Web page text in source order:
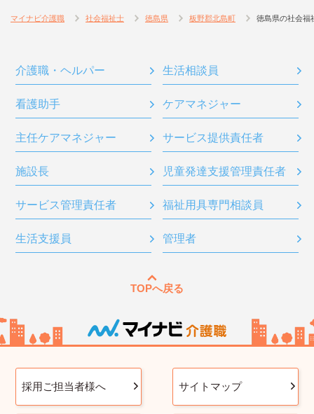
マイナビ介護職 社会福祉士 徳島県 板野郡北島町 徳島県の社会福
介護職・ヘルパー 生活相談員
看護助手 ケアマネジャー
主任ケアマネジャー サービス提供責任者
施設長 児童発達支援管理責任者
サービス管理責任者 福祉用具専門相談員
生活支援員 管理者
TOPへ戻る
採用ご担当者様へ サイトマップ